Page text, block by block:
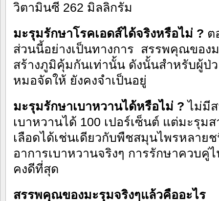
วิตามินซี 262 มิลลิกรัม
มะรุมรักษาโรคเอดส์ได้จริงหรือไม่ ? ต
ส่วนนี้อย่างเป็นทางการ สรรพคุณของ
สร้างภูมิคุ้มกันเท่านั้น ดังนั้นสำหรับผู้ป่
หมอจัดให้ ยังคงจำเป็นอยู่
มะรุมรักษาเบาหวานได้หรือไม่ ? ไม่มี
เบาหวานได้ 100 เปอร์เซ็นต์ แต่มะรุม
เลือดได้เช่นเดียวกับพืชสมุนไพรหลาย
อาการเบาหวานจริงๆ การรักษาควบ
คงดีที่สุด
สรรพคุณของมะรุมจริงๆแล้วคืออะไร